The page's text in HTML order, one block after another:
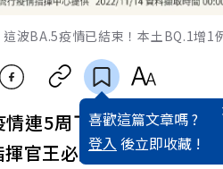
波BA.5疫情已結束！本土BQ.1增1
喜歡這篇文章嗎 ?
登入 後立即收藏 !
情連5周下降！中央流行
揮官王必勝表示，上周確